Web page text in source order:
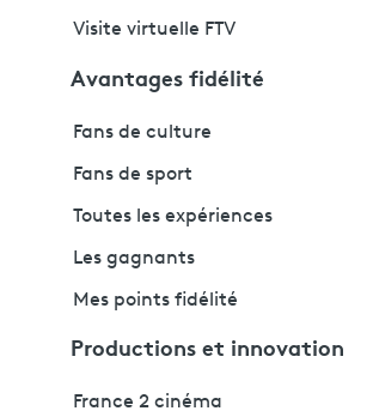
Visite virtuelle FTV
Avantages fidélité
Fans de culture
Fans de sport
Toutes les expériences
Les gagnants
Mes points fidélité
Productions et innovation
France 2 cinéma